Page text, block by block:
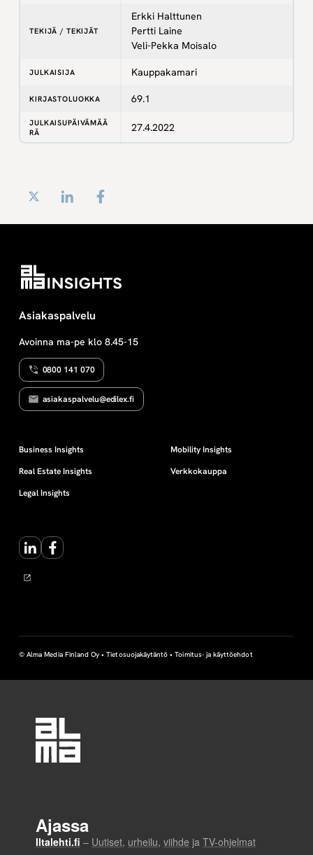
TEKIJÄ / TEKIJÄT
Erkki Halttunen
Pertti Laine
Veli-Pekka Moisalo
JULKAISIJA Kauppakamari
KIRJASTOLUOKKA 69.1
JULKAISUPÄIVÄMÄÄ
RÄ
27.4.2022
Twitter LinkedIn
Asiakaspalvelu
Avoinna ma-pe klo 8.45-15
0800 141 070
asiakaspalvelu@edilex.fi
Business Insights
Real Estate Insights
Legal Insights
Mobility Insights
Verkkokauppa
LinkedInFacebook
© Alma Media Finland Oy •Tietosuojakäytäntö •Toimitus- ja käyttöehdot